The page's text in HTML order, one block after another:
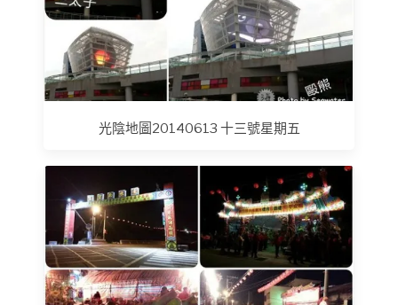
光陰地圖20140613 十三號星期五